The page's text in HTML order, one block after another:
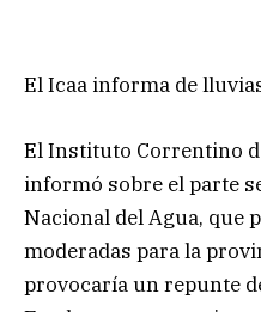
El Icaa informa de
El Instituto Correntino
informó sobre el parte
Nacional del Agua, que
moderadas para la
provocaría un repunte